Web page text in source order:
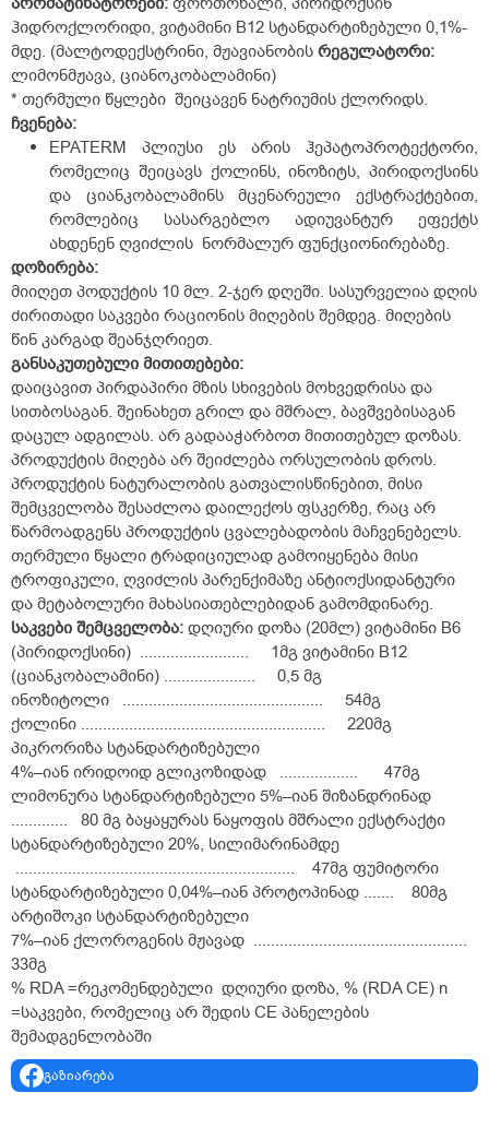
ჰიდროქლორიდი, ვიტამინი B12 სტანდარტიზებული 0,1%-
მდე. (მალტოდექსტრინი, მჟავიანობის რეგულატორი:
ლიმონმჟავა, ციანოკობალამინი)
* თერმული წყლები შეიცავენ ნატრიუმის ქლორიდს.
ჩვენება:
EPATERM პლიუსი ეს არის ჰეპატოპროტექტორი,
რომელიც შეიცავს ქოლინს, ინოზიტს, პირიდოქსინს
და ციანკობალამინს მცენარეული ექსტრაქტებით,
რომლებიც სასარგებლო ადიუვანტურ ეფექტს
ახდენენ ღვიძლის ნორმალურ ფუნქციონირებაზე.
დოზირება:
მიიღეთ პოდუქტის 10 მლ. 2-ჯერ დღეში. სასურველია დღის
ძირითადი საკვები რაციონის მიღების შემდეგ. მიღების
წინ კარგად შეანჯღრიეთ.
განსაკუთებული მითითებები:
დაიცავით პირდაპირი მზის სხივების მოხვედრისა და
სითბოსაგან. შეინახეთ გრილ და მშრალ, ბავშვებისაგან
დაცულ ადგილას. არ გადააჭარბოთ მითითებულ დოზას.
პროდუქტის მიღება არ შეიძლება ორსულობის დროს.
პროდუქტის ნატურალობის გათვალისწინებით, მისი
შემცველობა შესაძლოა დაილექოს ფსკერზე, რაც არ
წარმოადგენს პროდუქტის ცვალებადობის მაჩვენებელს.
თერმული წყალი ტრადიციულად გამოიყენება მისი
ტროფიკული, ღვიძლის პარენქიმაზე ანტიოქსიდანტური
და მეტაბოლური მახასიათებლებიდან გამომდინარე.
საკვები შემცველობა: დღიური დოზა (20მლ) ვიტამინი B6
(პირიდოქსინი) ......................... 1მგ ვიტამინი B12
(ციანკობალამინი) ..................... 0,5 მგ
ინოზიტოლი .............................................. 54მგ
ქოლინი ........................................................ 220მგ
პიკრორიზა სტანდარტიზებული
4%–იან ირიდოიდ გლიკოზიდად .................. 47მგ
ლიმონურა სტანდარტიზებული 5%–იან შიზანდრინად
............. 80 მგ ბაყაყურას ნაყოფის მშრალი ექსტრაქტი
სტანდარტიზებული 20%, სილიმარინამდე
................................................................ 47მგ ფუმიტორი
სტანდარტიზებული 0,04%–იან პროტოპინად ....... 80მგ
არტიშოკი სტანდარტიზებული
7%–იან ქლოროგენის მჟავად .................................................
33მგ
% RDA =რეკომენდებული დღიური დოზა, % (RDA CE) n
=საკვები, რომელიც არ შედის CE პანელების
შემადგენლობაში
გაზიარება